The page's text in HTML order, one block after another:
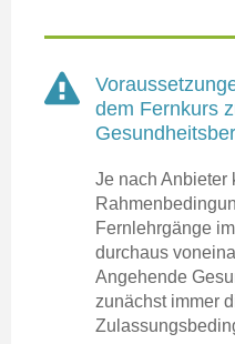
dem Fernkurs
Je nach Anbieter
Fernlehrgänge
durchaus
Angehende
zunächst immer